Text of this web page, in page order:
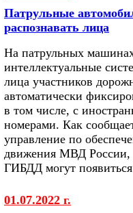
Патрульные
распознавать лица
На патрульных
интеллектуальные
лица участников
автоматически
в том числе, с
номерами. Как
управление по
движения МВД России,
ГИБДД могут
01.07.2022 г.